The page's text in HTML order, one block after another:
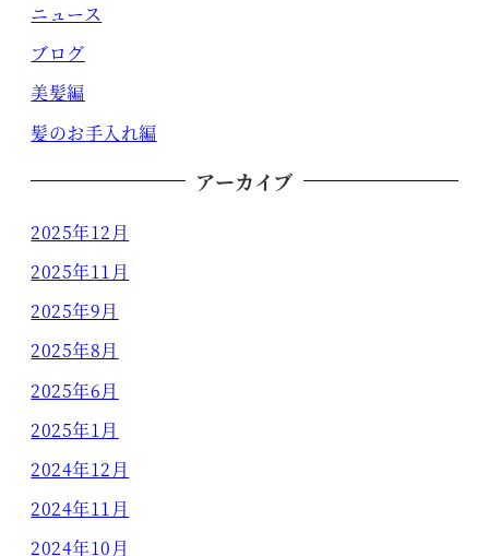
ニュース
ブログ
美髪編
髪のお手入れ編
アーカイブ
2025年12月
2025年11月
2025年9月
2025年8月
2025年6月
2025年1月
2024年12月
2024年11月
2024年10月